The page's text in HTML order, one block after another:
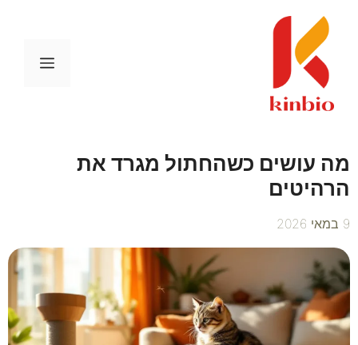
לתוכן
תפריט
מה עושים כשהחתול מגרד את
הרהיטים
9 במאי 2026